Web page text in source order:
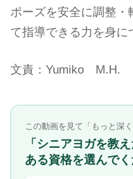
ポーズを安全に調整・
て指導できる力を身に
文責：Yumiko M.H.
この動画を見て「もっと深
「シニアヨガを教
ある資格を選んでく